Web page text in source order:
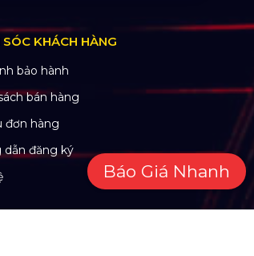
KHÁCH HÀNG
bảo hành
bán hàng
đơn hàng
dẫn đăng ký
Báo Giá Nhanh